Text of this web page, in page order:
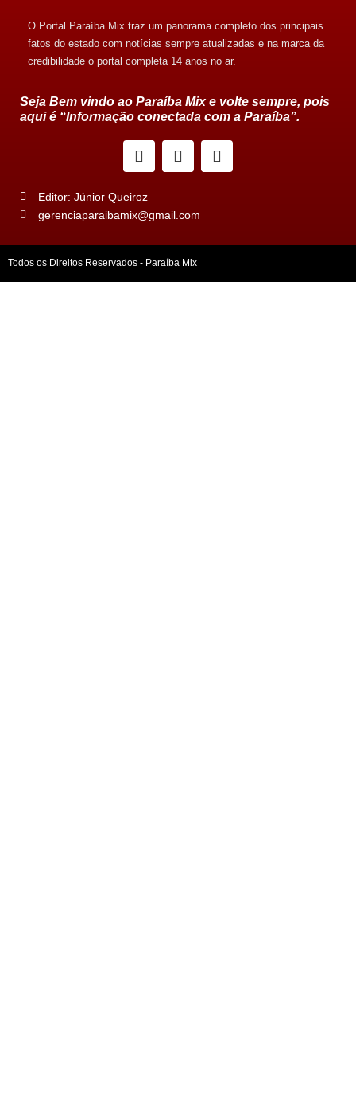
O Portal Paraíba Mix traz um panorama completo dos principais
fatos do estado com notícias sempre atualizadas e na marca da
credibilidade o portal completa 14 anos no ar.
Seja Bem vindo ao Paraíba Mix e volte sempre, pois
aqui é “Informação conectada com a Paraíba”.
Editor: Júnior Queiroz
gerenciaparaibamix@gmail.com
Todos os Direitos Reservados - Paraíba Mix